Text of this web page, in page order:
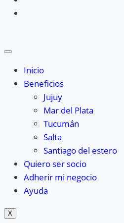
Inicio
Beneficios
Jujuy
Mar del Plata
Tucumán
Salta
Santiago del estero
Quiero ser socio
Adherir mi negocio
Ayuda
X